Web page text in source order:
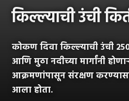
किल्ल्याची उंची
कोकण दिवा किल्ल्याची उंची
आणि मुठा नदीच्या मार्गांनी
आक्रमणांपासून संरक्षण
आला होता.